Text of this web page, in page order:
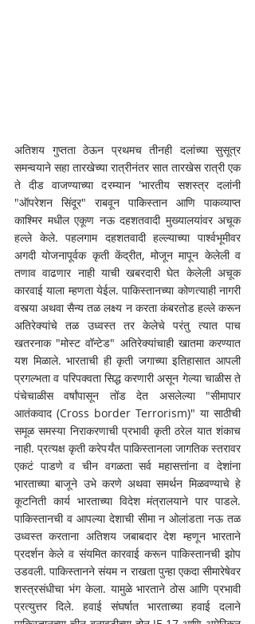
अतिशय गुप्तता ठेऊन प्रथमच तीनही दलांच्या सुसूत्र
समन्वयाने सहा तारखेच्या रात्रीनंतर सात तारखेस रात्री एक
ते दीड वाजण्याच्या दरम्यान 'भारतीय सशस्त्र दलांनी
"ऑपरेशन सिंदूर" राबवून पाकिस्तान आणि पाकव्याप्त
काश्मिर मधील एकूण नऊ दहशतवादी मुख्यालयांवर अचूक
हल्ले केले. पहलगाम दहशतवादी हल्ल्याच्या पार्श्वभूमीवर
अगदी योजनापूर्वक कृती केंद्रीत, मोजून मापून केलेली व
तणाव वाढणार नाही याची खबरदारी घेत केलेली अचूक
कारवाई याला म्हणता येईल. पाकिस्तानच्या कोणत्याही नागरी
वस्त्या अथवा सैन्य तळ लक्ष्य न करता कंबरतोड हल्ले करून
अतिरेक्यांचे तळ उध्वस्त तर केलेचे परंतु त्यात पाच
खतरनाक "मोस्ट वॉन्टेड" अतिरेक्यांचाही खातमा करण्यात
यश मिळाले. भारताची ही कृती जगाच्या इतिहासात आपली
प्रगल्भता व परिपक्वता सिद्ध करणारी असून गेल्या चाळीस ते
पंचेचाळीस वर्षांपासून तोंड देत असलेल्या "सीमापार
आतंकवाद (Cross border Terrorism)" या साठीची
समूळ समस्या निराकरणाची प्रभावी कृती ठरेल यात शंकाच
नाही. प्रत्यक्ष कृती करेपर्यंत पाकिस्तानला जागतिक स्तरावर
एकटं पाडणे व चीन वगळता सर्व महासत्तांना व देशांना
भारताच्या बाजूने उभे करणे अथवा समर्थन मिळवण्याचे हे
कूटनिती कार्य भारताच्या विदेश मंत्रालयाने पार पाडले.
पाकिस्तानची व आपल्या देशाची सीमा न ओलांडता नऊ तळ
उध्वस्त करताना अतिशय जबाबदार देश म्हणून भारताने
प्रदर्शन केले व संयमित कारवाई करून पाकिस्तानची झोप
उडवली. पाकिस्तानने संयम न राखता पुन्हा एकदा सीमारेषेवर
शस्त्रसंधीचा भंग केला. यामुळे भारताने ठोस आणि प्रभावी
प्रत्युत्तर दिले. हवाई संघर्षात भारताच्या हवाई दलाने